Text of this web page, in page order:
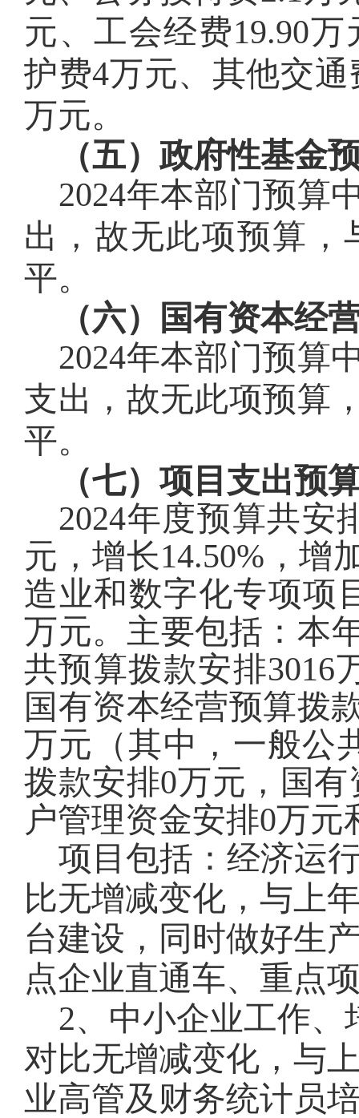
元、工会经费19.90万
护费4万元、其他交通
万元。
（五）政府性基金
2024年本部门预算
出，故无此项预算，
平。
（六）国有资本经
2024年本部门预算
支出，故无此项预算
平。
（七）项目支出预
2024年度预算共安
元，增长14.50%，增
造业和数字化专项项
万元。主要包括：本
共预算拨款安排3016
国有资本经营预算拨
万元（其中，一般公
拨款安排0万元，国
户管理资金安排0万
项目包括： 经济运
比无增减变化，与上
台建设，同时做好生
点企业直通车、重点
2、中小企业工作
对比无增减变化，与
业高管及财务统计员